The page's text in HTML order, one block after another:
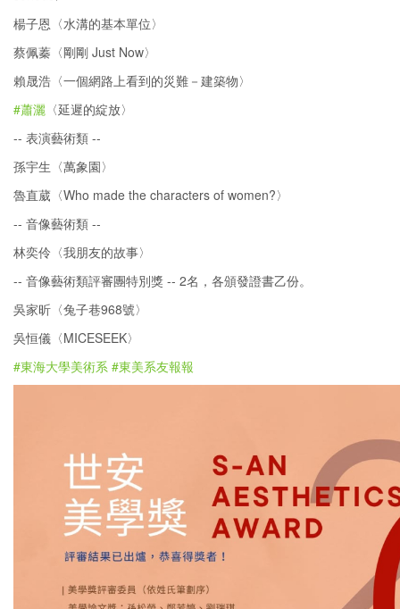
楊子恩〈水溝的基本單位〉
蔡佩蓁〈剛剛 Just Now〉
賴晟浩〈一個網路上看到的災難－建築物〉
#蕭灑 〈延遲的綻放〉
-- 表演藝術類 --
孫宇生〈萬象園〉
魯直葳〈Who made the characters of women?〉
-- 音像藝術類 --
林奕伶〈我朋友的故事〉
-- 音像藝術類評審團特別獎 -- 2名，各頒發證書乙份。
吳家昕〈兔子巷968號〉
吳恒儀〈MICESEEK〉
#東海大學美術系 #東美系友報報